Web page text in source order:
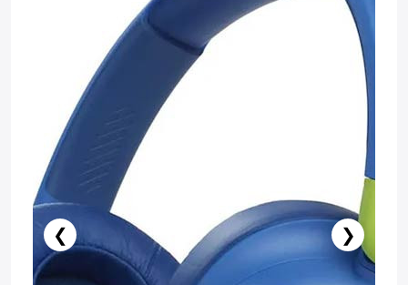
❮ ❯